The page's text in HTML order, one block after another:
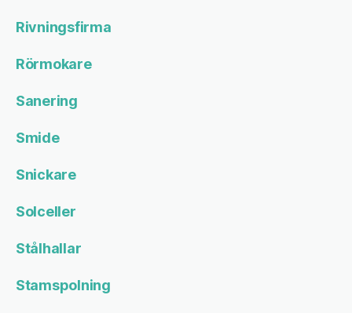
Rivningsfirma
Rörmokare
Sanering
Smide
Snickare
Solceller
Stålhallar
Stamspolning